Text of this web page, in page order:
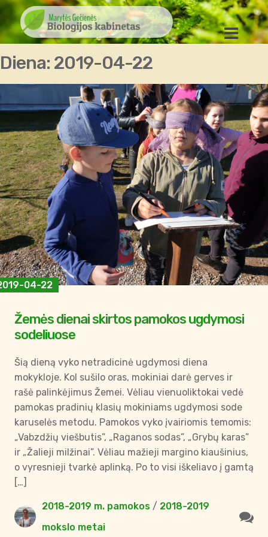
Diena: 2019-04-22
04-22
Žemės dienai skirtos pamokos ugdymosi
sodeliuose
Šią dieną vyko netradicinė ugdymosi diena
mokykloje. Kol sušilo oras, mokiniai darė gerves ir
rašė palinkėjimus Žemei. Vėliau vienuoliktokai vedė
pamokas pradinių klasių mokiniams ugdymosi sode
karuselės metodu. Pamokos vyko įvairiomis temomis:
„Vabzdžių viešbutis”, „Raganos sodas”, „Grybų karas”
ir „Žalieji milžinai”. Vėliau mažieji margino kiaušinius,
o vyresnieji tvarkė aplinką. Po to visi iškeliavo į gamtą
[…]
2018-2019 m. pamokos / 2018-2019
mokslo metai